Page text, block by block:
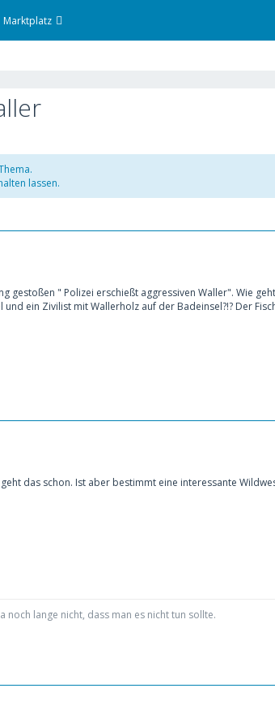
Marktplatz
lassen.
gestoßen " Polizei erschießt aggressiven Waller". Wie
ein Zivilist mit Wallerholz auf der Badeinsel?!? Der
das schon. Ist aber bestimmt eine interessante
noch lange nicht, dass man es nicht tun sollte.